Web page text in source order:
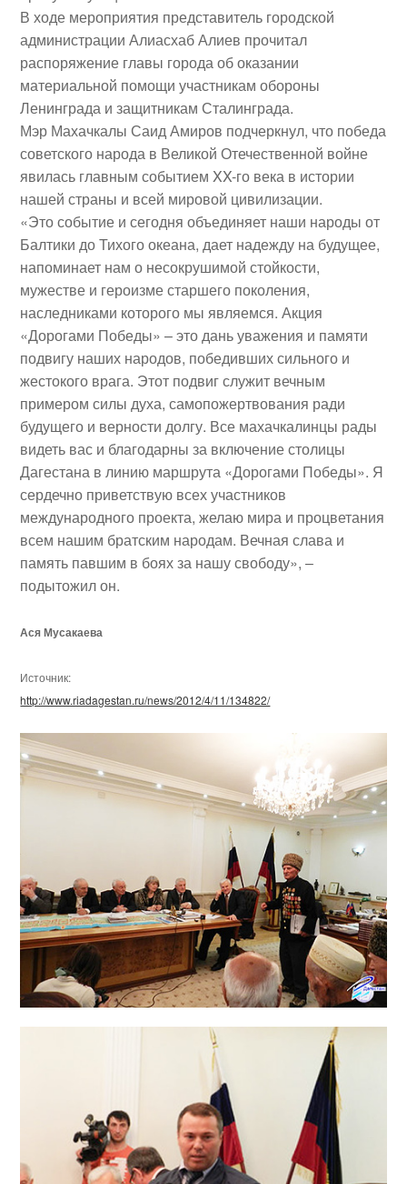
В ходе мероприятия представитель городской
администрации Алиасхаб Алиев прочитал
распоряжение главы города об оказании
материальной помощи участникам обороны
Ленинграда и защитникам Сталинграда.
Мэр Махачкалы Саид Амиров подчеркнул, что победа
советского народа в Великой Отечественной войне
явилась главным событием XX-го века в истории
нашей страны и всей мировой цивилизации.
«Это событие и сегодня объединяет наши народы от
Балтики до Тихого океана, дает надежду на будущее,
напоминает нам о несокрушимой стойкости,
мужестве и героизме старшего поколения,
наследниками которого мы являемся. Акция
«Дорогами Победы» – это дань уважения и памяти
подвигу наших народов, победивших сильного и
жестокого врага. Этот подвиг служит вечным
примером силы духа, самопожертвования ради
будущего и верности долгу. Все махачкалинцы рады
видеть вас и благодарны за включение столицы
Дагестана в линию маршрута «Дорогами Победы». Я
сердечно приветствую всех участников
международного проекта, желаю мира и процветания
всем нашим братским народам. Вечная слава и
память павшим в боях за нашу свободу», –
подытожил он.
Ася Мусакаева
Источник:
http://www.riadagestan.ru/news/2012/4/11/134822/